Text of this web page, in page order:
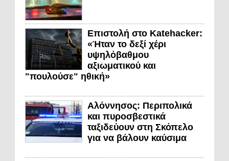
Επιστολή στο Katehacker:
«Ήταν το δεξί χέρι
υψηλόβαθμου
αξιωματικού και
"πουλούσε" ηθική»
Αλόννησος: Περιπολικά
και πυροσβεστικά
ταξιδεύουν στη Σκόπελο
για να βάλουν καύσιμα